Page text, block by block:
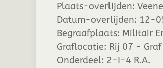
Plaats-overlijden:
Datum-overlijden: 12-
Begraafplaats: Militair
Graflocatie: Rij 07 - Graf
Onderdeel: 2-I-4 R.A.